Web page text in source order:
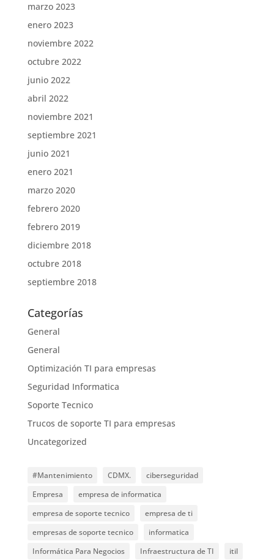
marzo 2023
enero 2023
noviembre 2022
octubre 2022
junio 2022
abril 2022
noviembre 2021
septiembre 2021
junio 2021
enero 2021
marzo 2020
febrero 2020
febrero 2019
diciembre 2018
octubre 2018
septiembre 2018
Categorías
General
General
Optimización TI para empresas
Seguridad Informatica
Soporte Tecnico
Trucos de soporte TI para empresas
Uncategorized
#Mantenimiento CDMX.
ciberseguridad
Empresa
empresa de informatica
empresa de soporte tecnico
empresa de ti
empresas de soporte tecnico
informatica
Informática Para Negocios
Infraestructura de TI
itil